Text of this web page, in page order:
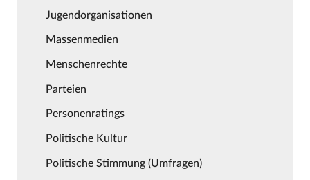
Jugendorganisationen
Massenmedien
Menschenrechte
Parteien
Personenratings
Politische Kultur
Politische Stimmung (Umfragen)